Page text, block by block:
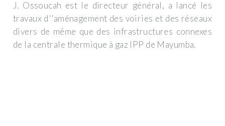
J. Ossoucah est le directeur général, a lancé les
travaux d''aménagement des voiries et des réseaux
divers de même que des infrastructures connexes
de la centrale thermique à gaz IPP de Mayumba.